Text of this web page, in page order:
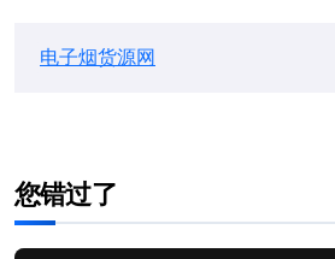
电子烟货源网
您错过了